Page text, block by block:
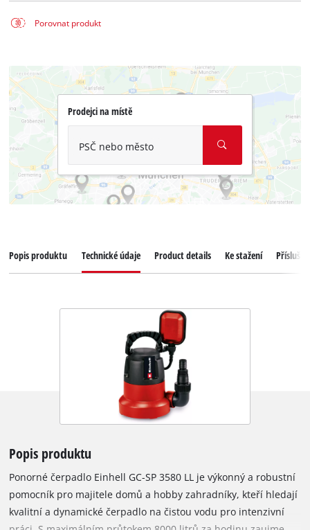
Porovnat produkt
Prodejci na místě
PSČ nebo město
Popis produktu Technické údaje Product details Ke stažení
Popis produktu
Ponorné čerpadlo Einhell GC-SP 3580 LL je výkonný a robustní
pomocník pro majitele domů a hobby zahradníky, kteří hledají
kvalitní a dynamické čerpadlo na čistou vodu pro intenzivní